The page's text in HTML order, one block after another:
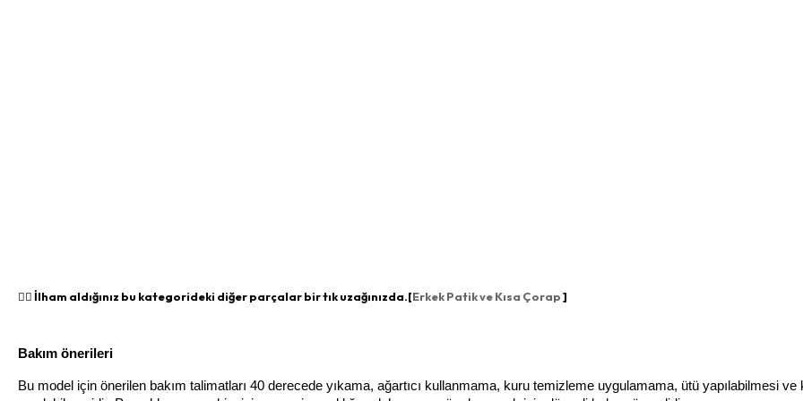
👉🏻 İlham aldığınız bu kategorideki diğer parçalar bir tık uzağınızda.[Erkek Patik ve Kısa Çorap]
Bakım önerileri
Bu model için önerilen bakım talimatları 40 derecede yıkama, ağartıcı kullanmama, kuru temizleme uygulamama, ütü yapılabilmesi ve